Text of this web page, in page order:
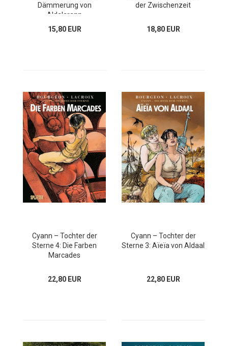
Dämmerung von
Aldalarann
15,80 EUR
der Zwischenzeit
18,80 EUR
Cyann – Tochter der
Sterne 4: Die Farben
Marcades
22,80 EUR
Cyann – Tochter der
Sterne 3: Aïeïa von Aldaal
22,80 EUR